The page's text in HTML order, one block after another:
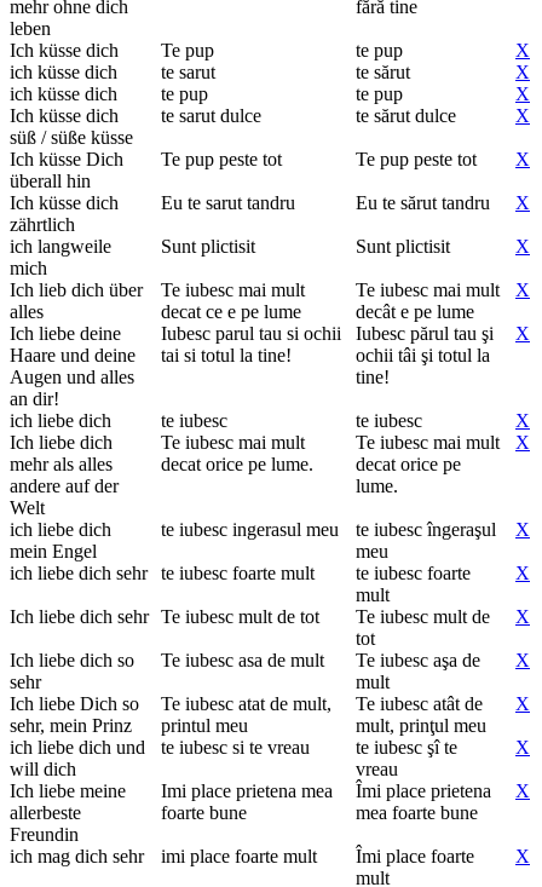
mehr ohne dich
leben
fără tine
Ich küsse dich Te pup te pup
X
ich küsse dich
te sarut te sărut
X
ich küsse dich
te pup te pup
X
Ich küsse dich
süß / süße küsse
te sarut dulce te sărut dulce X
Ich küsse Dich
überall hin
Te pup peste tot Te pup peste tot X
Ich küsse dich
zährtlich
Eu te sarut tandru Eu te sărut tandru X
ich langweile
mich
Sunt plictisit Sunt plictisit X
Ich lieb dich über
alles
Te iubesc mai mult
decat ce e pe lume
Te iubesc mai mult
decât e pe lume
X
Ich liebe deine
Haare und deine
Augen und alles
an dir!
Iubesc parul tau si ochii
tai si totul la tine!
Iubesc părul tau şi
ochii tâi şi totul la
tine!
X
ich liebe dich te iubesc te iubesc
X
Ich liebe dich
mehr als alles
andere auf der
Welt
Te iubesc mai mult
decat orice pe lume.
Te iubesc mai mult
decat orice pe
lume.
X
ich liebe dich
mein Engel
te iubesc ingerasul meu
te iubesc îngeraşul
meu
X
ich liebe dich sehr te iubesc foarte mult
te iubesc foarte
mult
X
Ich liebe dich sehr Te iubesc mult de tot
Te iubesc mult de
tot
X
Ich liebe dich so
sehr
Te iubesc asa de mult
Te iubesc aşa de
mult
X
Ich liebe Dich so
sehr, mein Prinz
Te iubesc atat de mult,
printul meu
Te iubesc atât de
mult, prinţul meu
X
ich liebe dich und
will dich
te iubesc si te vreau
te iubesc şî te
vreau
X
Ich liebe meine
allerbeste
Freundin
Imi place prietena mea
foarte bune
Îmi place prietena
mea foarte bune
X
ich mag dich sehr imi place foarte mult
Îmi place foarte
mult
X